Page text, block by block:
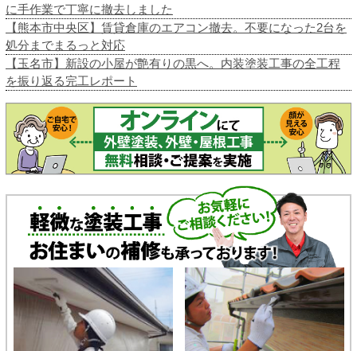
に手作業で丁寧に撤去しました
【熊本市中央区】賃貸倉庫のエアコン撤去。不要になった2台を
処分までまるっと対応
【玉名市】新設の小屋が艶有りの黒へ。内装塗装工事の全工程
を振り返る完工レポート